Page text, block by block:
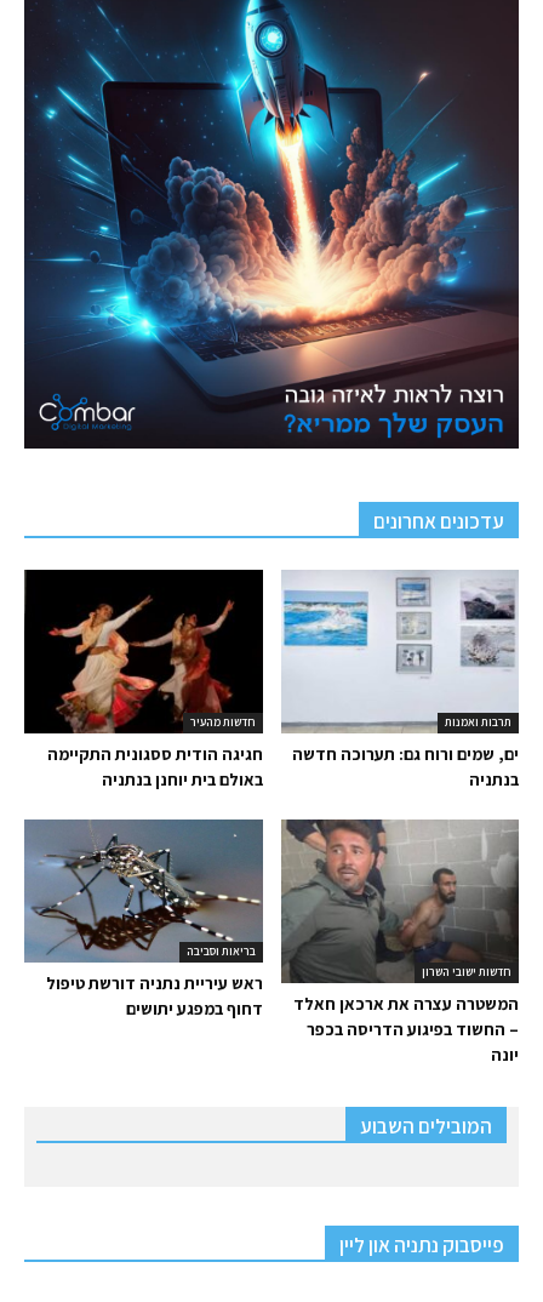
עדכונים אחרונים
חדשות מהעיר
חגיגה הודית ססגונית התקיימה
באולם בית יוחנן בנתניה
תרבות ואמנות
ים, שמים ורוח גם: תערוכה חדשה
בנתניה
בריאות וסביבה
ראש עיריית נתניה דורשת טיפול
דחוף במפגע יתושים
חדשות ישובי השרון
המשטרה עצרה את ארכאן חאלד
– החשוד בפיגוע הדריסה בכפר
יונה
המובילים השבוע
פייסבוק נתניה און ליין